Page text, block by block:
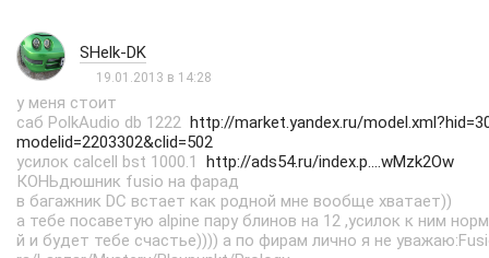
SHelk-DK
19.01.2013 в 14:28
у меня стоит
саб PolkAudio db 1222 http://market.yandex.ru/
modelid=2203302&clid=502
усилок calcell bst 1000.1 http://ads54.ru/index.p....wMzk2Ow
КОНЬдюшник fusio на фарад
в багажник DC встает как родной мне вообще хватает))
а тебе посаветую alpine пару блинов на 12 ,усилок к ним
й и будет тебе счастье)))) а по фирам лично я не